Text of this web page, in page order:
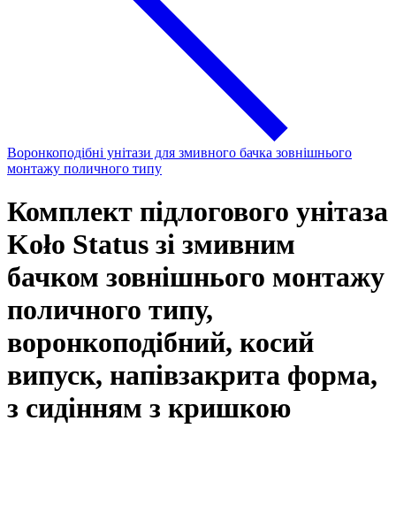
Воронкоподібні унітази для змивного бачка зовнішнього
монтажу поличного типу
Комплект підлогового унітаза
Koło Status зі змивним
бачком зовнішнього монтажу
поличного типу,
воронкоподібний, косий
випуск, напівзакрита форма,
з сидінням з кришкою